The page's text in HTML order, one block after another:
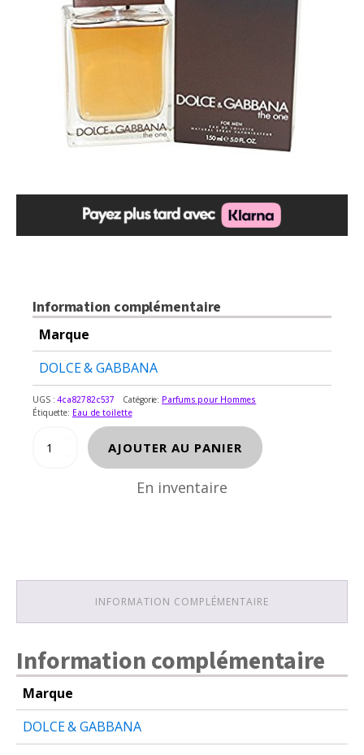
Information complémentaire
Marque
DOLCE & GABBANA
UGS :4ca82782c537 Catégorie: Parfums pour Hommes
Étiquette: Eau de toilette
AJOUTER AU PANIER
En inventaire
INFORMATION COMPLÉMENTAIRE
Information complémentaire
Marque
DOLCE & GABBANA